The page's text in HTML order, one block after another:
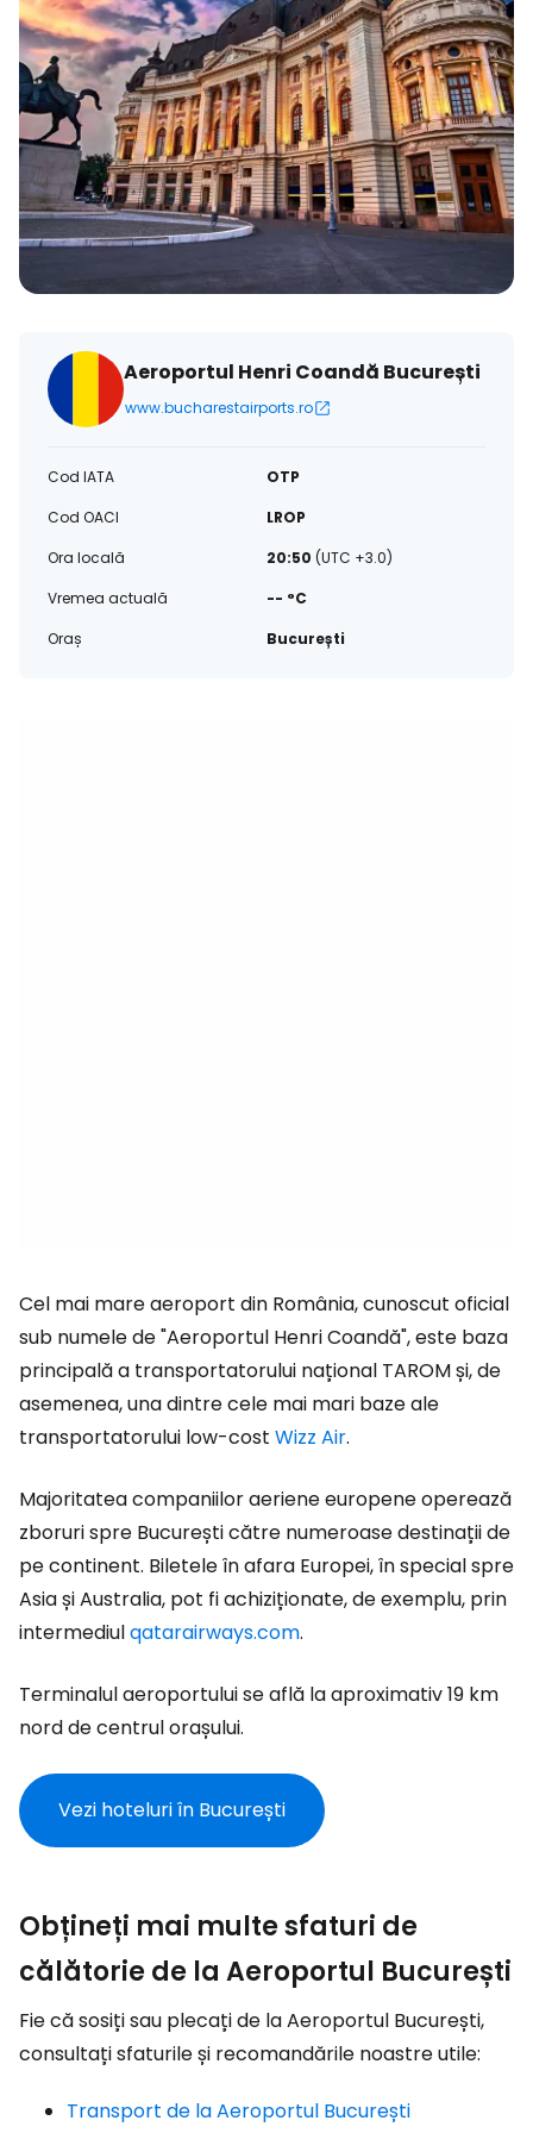
Aeroportul Henri Coandă București
www.bucharestairports.ro
Cod IATA
OTP
Cod OACI
LROP
Ora locală
20:50 (UTC +3.0)
Vremea actuală
-- °C
Oraș
București
Cel mai mare aeroport din România, cunoscut oficial
sub numele de "Aeroportul Henri Coandă", este baza
principală a transportatorului național TAROM și, de
asemenea, una dintre cele mai mari baze ale
transportatorului low-cost Wizz Air.
Majoritatea companiilor aeriene europene operează
zboruri spre București către numeroase destinații de
pe continent. Biletele în afara Europei, în special spre
Asia și Australia, pot fi achiziționate, de exemplu, prin
intermediulqatarairways.com.
Terminalul aeroportului se află la aproximativ 19 km
nord de centrul orașului.
Vezi hoteluri în București
Obțineți mai multe sfaturi de
călătorie de la Aeroportul București
Fie că sosiți sau plecați de la Aeroportul București,
consultați sfaturile și recomandările noastre utile:
Transport de la Aeroportul București